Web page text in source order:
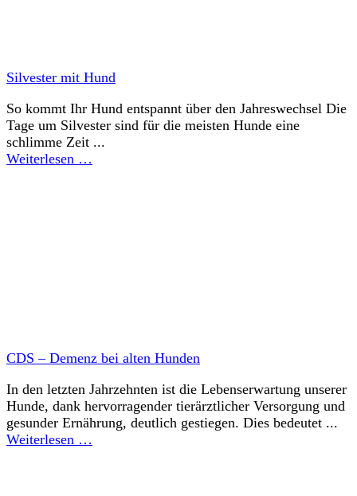
Silvester mit Hund
So kommt Ihr Hund entspannt über den Jahreswechsel Die
Tage um Silvester sind für die meisten Hunde eine
schlimme Zeit ...
Weiterlesen …
CDS – Demenz bei alten Hunden
In den letzten Jahrzehnten ist die Lebenserwartung unserer
Hunde, dank hervorragender tierärztlicher Versorgung und
gesunder Ernährung, deutlich gestiegen. Dies bedeutet ...
Weiterlesen …